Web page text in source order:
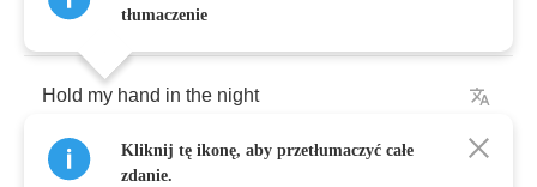
Ah,my sister
Hold my hand in the night
Ah,my sister
tłumaczenie
Kliknij tę ikonę, aby przetłumaczyć całe
zdanie.